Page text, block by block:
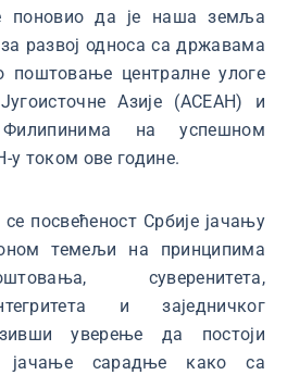
поновио да је наша земља
развој односа са државама
поштовање централне улоге
Југоисточне Азије (АСЕАН) и
на успешном
током ове године.
посвећеност Србије јачању
темељи на принципима
суверенитета,
и заједничког
уверење да постоји
сарадње како са